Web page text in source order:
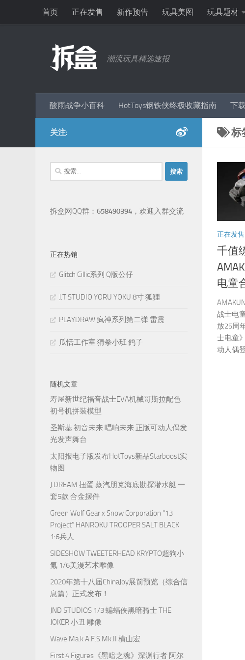
跳至内容首页 正在发售 新作预告 玩具美图 玩具题材
潮流玩具精选速报
酸雨战争小百科 HotToys钢铁侠终极收藏指南 下
标
正在发售
千值
电童
战士电
放25周
士电童
动人偶
关注:
搜
索：
拆盒网QQ群： 658490394 ，欢迎入群交流
正在热销
Glitch Cillic系列 Q版公仔
J.T STUDIO YORU YOKU 8寸 狐狸
PLAYDRAW 疯神系列第二弹 雷震
瓜恬工作室 猜拳小班 鸽子
随机文章
寿屋新世纪福音战士EVA机械哥斯拉配色
初号机拼装模型
圣斯基 初音未来 唱响未来 正版可动人偶发
光发声舞台
太阳报电子版发布HotToys新品Starboost实
物图
J.DREAM 扭蛋 蒸汽朋克海底勘探潜水艇 一
套5款 合金摆件
Green Wolf Gear x Snow Corporation “13
Project” HANROKU TROOPER SALT BLACK
1:6兵人
SIDESHOW TWEETERHEAD KRYPTO超狗小
氪 1/6美漫艺术雕像
2020年第十八届ChinaJoy展前预览（综合信
息篇）正式发布！
JND STUDIOS 1/3 蝙蝠侠黑暗骑士 THE
JOKER 小丑 雕像
Wave Ma.k A.F.S.Mk.II 横山宏
First 4 Figures《黑暗之魂》深渊行者 阿尔